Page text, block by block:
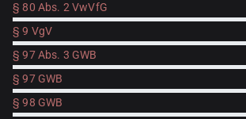
§ 80 Abs. 2 VwVfG
§ 9 VgV
§ 97 Abs. 3 GWB
§ 97 GWB
§ 98 GWB